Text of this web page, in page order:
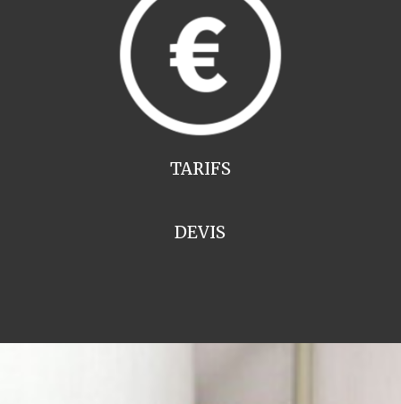
TARIFS
DEVIS